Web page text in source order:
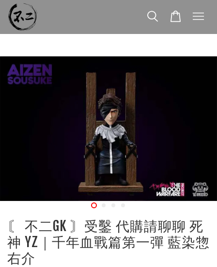
〘 不二GK 〙受鑿 代購請聊聊 死
神 YZ｜千年血戰篇第一彈 藍染惣
右介